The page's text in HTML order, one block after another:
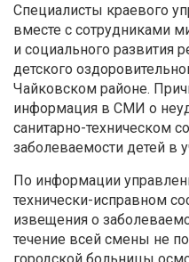
Специалисты краевого
вместе с сотрудниками
и социального развития
детского
Чайковском районе.
информация в СМИ о
санитарно-техническом
заболеваемости детей в
По информации
технически-исправном
извещения о
течение всей смены не